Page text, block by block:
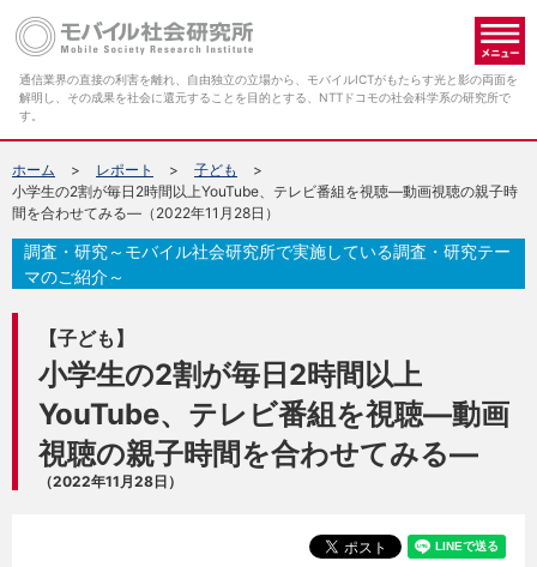
通信業界の直接の利害を離れ、自由独立の立場から、モバイルICTがもたらす光と影の両面を
解明し、その成果を社会に還元することを目的とする、NTTドコモの社会科学系の研究所で
す。
ホーム レポート
子ども
小学生の2割が毎日2時間以上YouTube、テレビ番組を視聴―動画視聴の親子時
間を合わせてみる―（2022年11月28日）
【子ども】
小学生の2割が毎日2時間以上
YouTube、テレビ番組を視聴―動画
視聴の親子時間を合わせてみる―
（2022年11月28日）
調査・研究～モバイル社会研究所で実施している調査・研究テー
マのご紹介～